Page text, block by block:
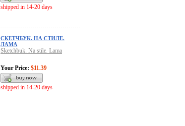
shipped in 14-20 days
СКЕТЧБУК. НА СТИЛЕ.
ЛАМА
Sketchbuk. Na stile. Lama
Your Price: $11.39
shipped in 14-20 days